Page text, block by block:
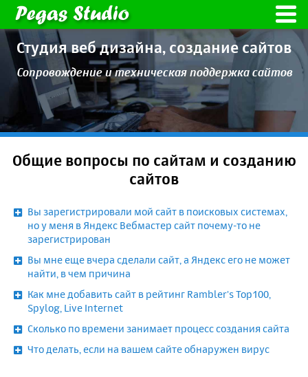
Студия веб дизайна, создание сайтов
Сопровождение и техническая поддержка сайтов
Общие вопросы по сайтам и созданию
сайтов
Вы зарегистрировали мой сайт в поисковых системах,
но у меня в Яндекс Вебмастер сайт почему-то не
зарегистрирован
Вы мне еще вчера сделали сайт, а Яндекс его не может
найти, в чем причина
Как мне добавить сайт в рейтинг Rambler's Top100,
Spylog, Live Internet
Сколько по времени занимает процесс создания сайта
Что делать, если на вашем сайте обнаружен вирус